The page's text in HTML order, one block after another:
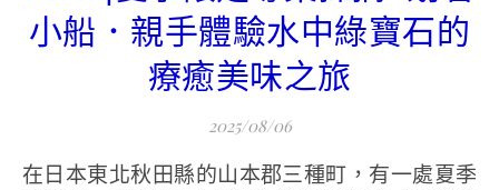
小船．親手體驗水中綠寶石的
療癒美味之旅
2025/08/06
在日本東北秋田縣的山本郡三種町，有一處夏季